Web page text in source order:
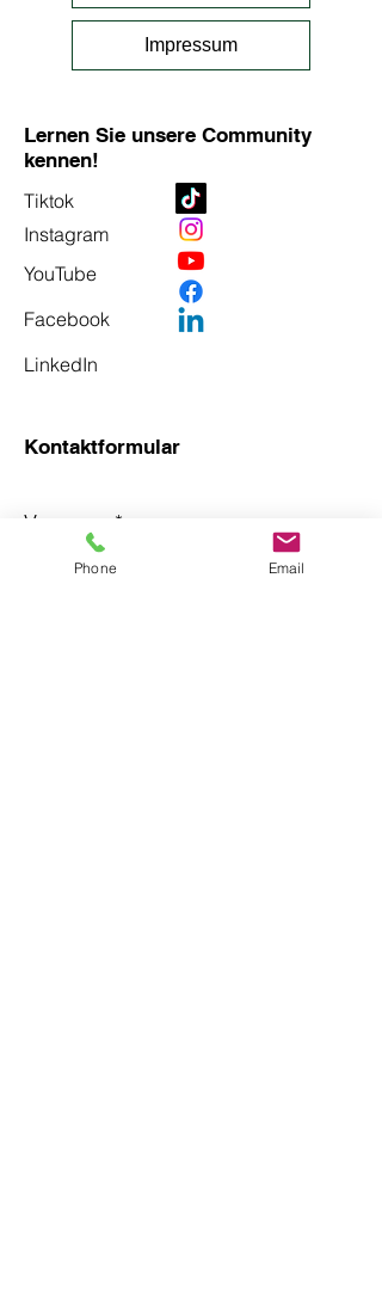
Impressum
Lernen Sie unsere Community
kennen!
Tiktok
Instagram
YouTube
Facebook
LinkedIn
Kontaktformular
Vorname *
Phone Email